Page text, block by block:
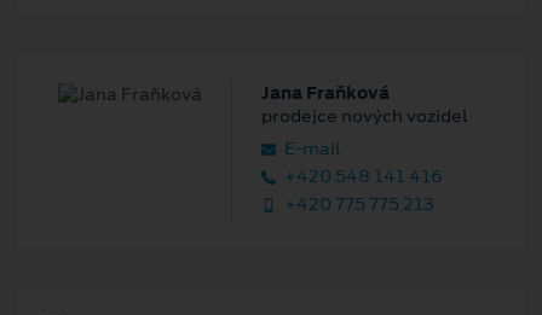
Jana Fraňková
prodejce nových vozidel
E‑mail
+420 548 141 416
+420 775 775 213